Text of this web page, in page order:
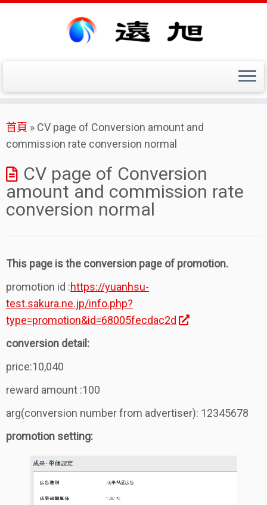
to
content
首頁 » CV page of Conversion amount and
commission rate conversion normal
CV page of Conversion
amount and commission rate
conversion normal
This page is the conversion page of promotion.
promotion id :https://yuanhsu-
test.sakura.ne.jp/info.php?
type=promotion&id=68005fecdac2d
conversion detail:
price:10,040
reward amount :100
arg(conversion number from advertiser): 12345678
promotion setting: